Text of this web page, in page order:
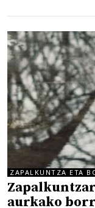
ZAPALKUNTZA ETA
aurkako